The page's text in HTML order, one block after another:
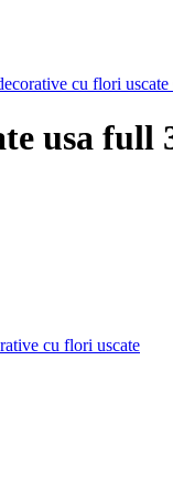
cu flori uscate
usa full
cu flori uscate